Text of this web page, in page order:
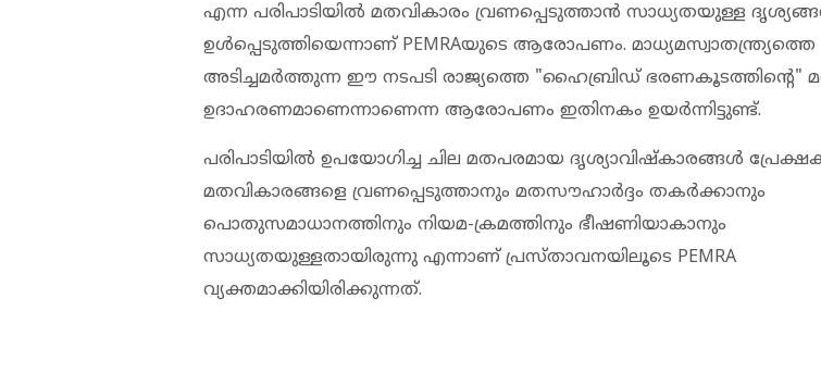
എന്ന പരിപാടിയിൽ മതവികാരം വ്രണപ്പെടുത്താൻ സാധ്യതയുള്ള
ഉൾപ്പെടുത്തിയെന്നാണ് PEMRAയുടെ ആരോപണം. മാധ്യമസ്വാതന്ത്ര്യത്തെ
അടിച്ചമർത്തുന്ന ഈ നടപടി രാജ്യത്തെ "ഹൈബ്രിഡ് ഭരണകൂടത്തിന്റെ"
ഉദാഹരണമാണെന്നാണെന്ന ആരോപണം ഇതിനകം ഉയ‍ർന്നിട്ടുണ്ട്.
പരിപാടിയിൽ ഉപയോഗിച്ച ചില മതപരമായ ദൃശ്യാവിഷ്‌കാരങ്ങൾ
മതവികാരങ്ങളെ വ്രണപ്പെടുത്താനും മതസൗഹാർദ്ദം തകർക്കാനും
പൊതുസമാധാനത്തിനും നിയമ-ക്രമത്തിനും ഭീഷണിയാകാനും
സാധ്യതയുള്ളതായിരുന്നു എന്നാണ് പ്രസ്താവനയിലൂടെ PEMRA
വ്യക്തമാക്കിയിരിക്കുന്നത്.